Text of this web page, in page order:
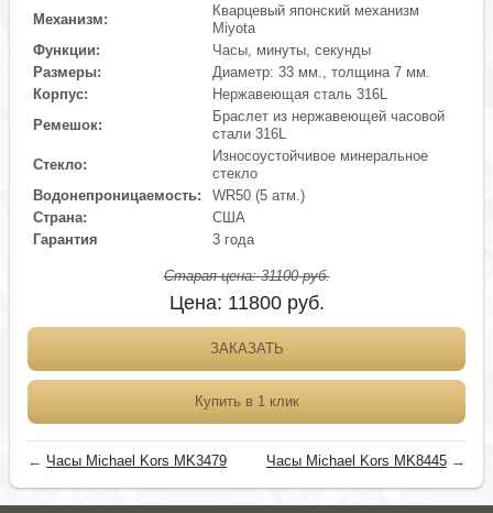
Механизм:
Кварцевый японский механизм
Miyota
Функции:
Часы, минуты, секунды
Размеры:
Диаметр: 33 мм., толщина 7 мм.
Корпус:
Нержавеющая сталь 316L
Ремешок:
Браслет из нержавеющей часовой
стали 316L
Стекло:
Износоустойчивое минеральное
стекло
Водонепроницаемость:
WR50 (5 атм.)
Страна:
США
Гарантия
3 года
Старая цена:31100руб.
Цена: 11800руб.
ЗАКАЗАТЬ
Купить в 1 клик
← Часы Michael Kors MK3479 Часы Michael Kors MK8445→